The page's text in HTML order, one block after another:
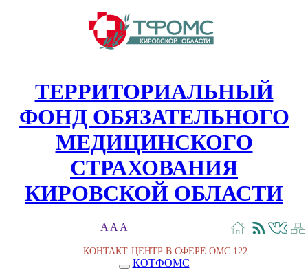
ТЕРРИТОРИАЛЬНЫЙ
ФОНД ОБЯЗАТЕЛЬНОГО
МЕДИЦИНСКОГО
СТРАХОВАНИЯ
КИРОВСКОЙ ОБЛАСТИ
A A A
КОНТАКТ-ЦЕНТР В СФЕРЕ ОМС 122
КОТФОМС